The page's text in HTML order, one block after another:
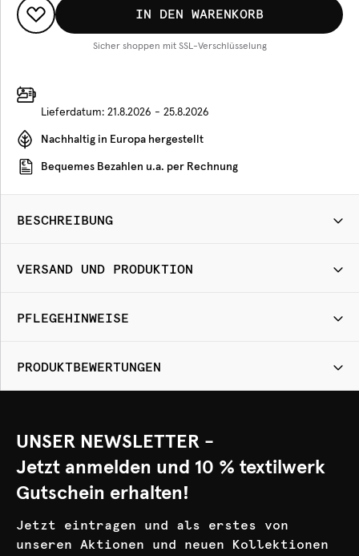
IN DEN WARENKORB
Sicher shoppen mit SSL-Verschlüsselung
Lieferdatum: 21.8.2026 - 25.8.2026
Nachhaltig in Europa hergestellt
Bequemes Bezahlen u.a. per Rechnung
BESCHREIBUNG
VERSAND UND PRODUKTION
PFLEGEHINWEISE
PRODUKTBEWERTUNGEN
UNSER NEWSLETTER -
Jetzt anmelden und 10 % textilwerk
Gutschein erhalten!
Jetzt eintragen und als erstes von
unseren Aktionen und neuen Kollektionen